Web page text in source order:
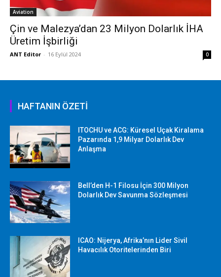
Aviation
Çin ve Malezya’dan 23 Milyon Dolarlık İHA
Üretim İşbirliği
ANT Editor - 16 Eylül 2024 0
HAFTANIN ÖZETİ
ITOCHU ve ACG: Küresel Uçak Kiralama
Pazarında 1,9 Milyar Dolarlık Dev
Anlaşma
Bell’den H-1 Filosu İçin 300 Milyon
Dolarlık Dev Savunma Sözleşmesi
ICAO: Nijerya, Afrika’nın Lider Sivil
Havacılık Otoritelerinden Biri